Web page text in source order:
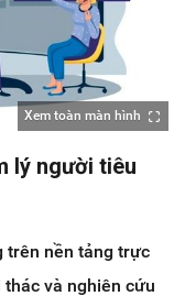
Xem toàn màn hình
lý người tiêu
trên nền tảng trực
và nghiên cứu